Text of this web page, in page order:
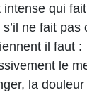
intense qui
ne fait pas
il faut :
le
la